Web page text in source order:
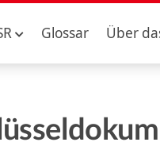
Glossar Über